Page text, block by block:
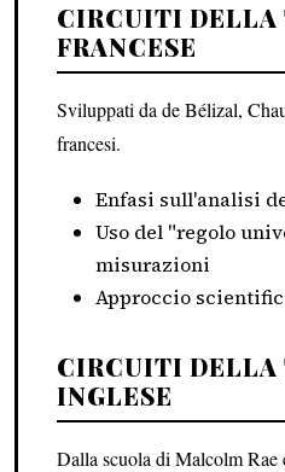
CIRCUITI DELLA
FRANCESE
Sviluppati da de Bélizal,
francesi.
Enfasi sull'analisi
Uso del "regolo
misurazioni
Approccio
CIRCUITI DELLA
INGLESE
Dalla scuola di Malcolm Rae